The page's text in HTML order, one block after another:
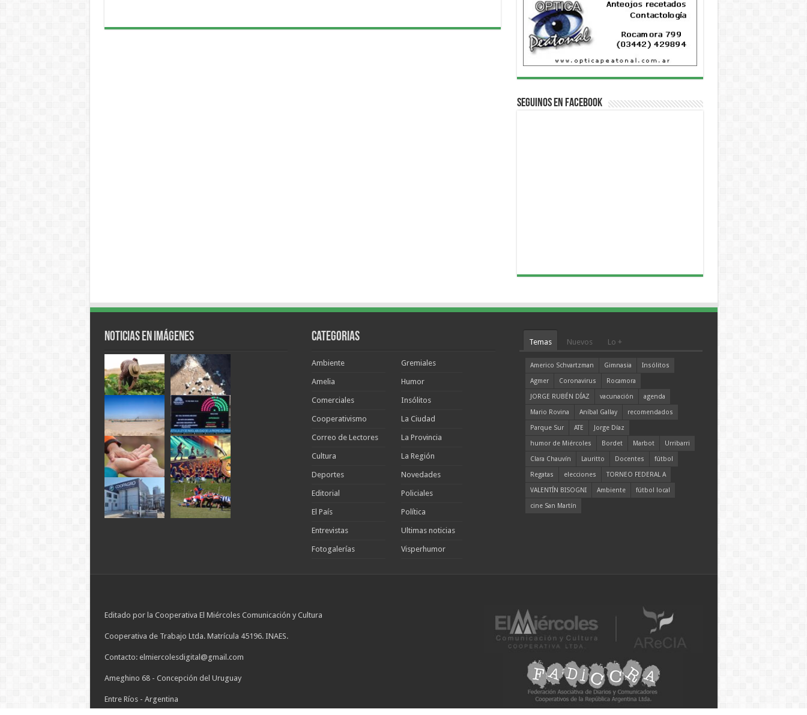
Seguinos en Facebook
Noticias en Imágenes Categorias
Ambiente
Amelia
Comerciales
Cooperativismo
Correo de Lectores
Cultura
Deportes
Editorial
El País
Entrevistas
Fotogalerías
Gremiales
Humor
Insólitos
La Ciudad
La Provincia
La Región
Novedades
Policiales
Política
Ultimas noticias
Visperhumor
Temas Nuevos Lo +
Americo Schvartzman Gimnasia
Insólitos
Agmer
Coronavirus
Rocamora
JORGE RUBÉN DÍAZ
vacunación
agenda
Mario Rovina
Aníbal Gallay
recomendados
Parque Sur
ATE
Jorge Díaz
humor de Miércoles
Bordet Marbot
Urribarri
Clara Chauvín
Lauritto Docentes
fútbol
Regatas
elecciones
TORNEO FEDERAL A
VALENTÍN BISOGNI
Ambiente
fútbol local
cine San Martín
Editado por la Cooperativa El Miércoles Comunicación y Cultura
Cooperativa de Trabajo Ltda. Matrícula 45196. INAES.
Contacto: elmiercolesdigital@gmail.com
Ameghino 68 - Concepción del Uruguay
Entre Ríos - Argentina